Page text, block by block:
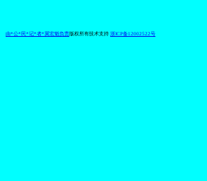
由*公*民*记*者*冀宏魁负责版权所有技术支持 浙ICP备12002522号